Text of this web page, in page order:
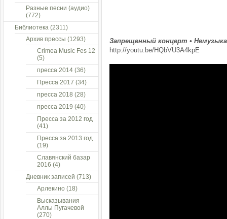
Запрещенный концерт •
http://youtu.be/HQbVU3A4kpE
Разные песни (аудио)
(772)
Библиотека (2311)
Архив прессы (1293)
Crimea Music Fes 12
(5)
пресса 2014 (36)
Пресса 2017 (34)
пресса 2018 (28)
пресса 2019 (40)
Пресса за 2012 год
(41)
Пресса за 2013 год
(19)
Славянский базар
2016 (4)
Дневник записей (713)
Арлекино (18)
Высказывания
Аллы Пугачевой
(270)